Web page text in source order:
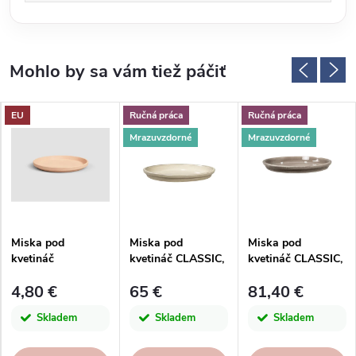
EU
Miska pod
kvetináč
ANTIQUE, terakota
4,80 €
Skladem
Ručná práca
Mrazuvzdorné
Miska pod
kvetináč CLASSIC,
glazúra, ks
65 €
Skladem
Ručná práca
Mrazuvzdorné
Miska pod
kvetináč CLASSIC,
Snowflake Brown,
81,40 €
Skladem